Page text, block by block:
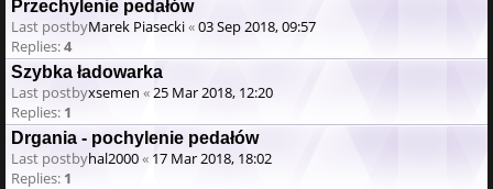
Przechylenie pedałów
Last postbyMarek Piasecki«03 Sep 2018, 09:57
Replies:4
Szybka ładowarka
Last postbyxsemen «25 Mar 2018, 12:20
Replies: 1
Drgania - pochylenie pedałów
Last postbyhal2000« 17 Mar 2018, 18:02
Replies: 1